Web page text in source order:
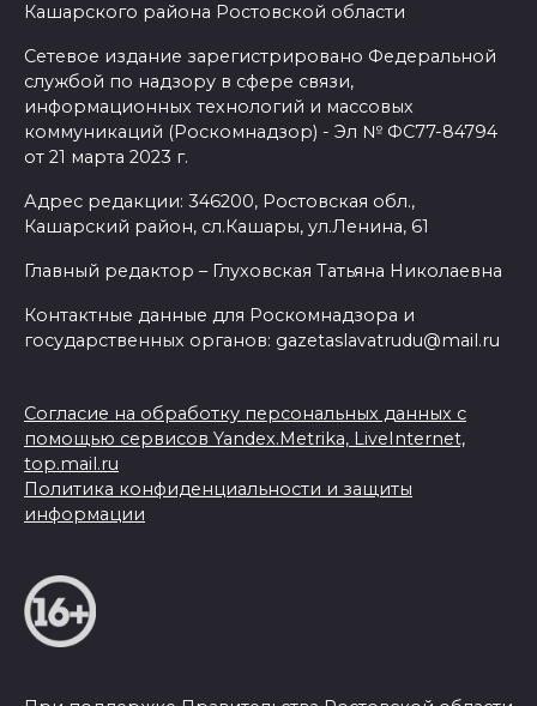
Кашарского района Ростовской области
Сетевое издание зарегистрировано Федеральной
службой по надзору в сфере связи,
информационных технологий и массовых
коммуникаций (Роскомнадзор) - Эл № ФС77-84794
от 21 марта 2023 г.
Адрес редакции: 346200, Ростовская обл.,
Кашарский район, сл.Кашары, ул.Ленина, 61
Главный редактор – Глуховская Татьяна Николаевна
Контактные данные для Роскомнадзора и
государственных органов: gazetaslavatrudu@mail.ru
Согласие на обработку персональных данных с
помощью сервисов Yandex.Metrika, LiveInternet,
top.mail.ru
Политика конфиденциальности и защиты
информации